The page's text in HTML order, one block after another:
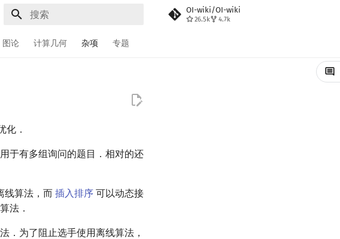
OI-wiki/OI-wiki
26.5k 4.7k
图论 计算几何 杂项 专题
化．
于有多组询问的题目．相对的还
线算法，而 插入排序 可以动态接
法．
．为了阻止选手使用离线算法，